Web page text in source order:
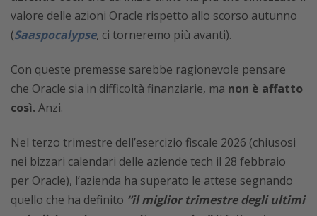
valore delle azioni Oracle rispetto allo scorso autunno
(Saaspocalypse, ci torneremo più avanti).
Con queste premesse sarebbe ragionevole pensare
che Oracle sia in difficoltà finanziarie, ma non è affatto
così.Anzi.
Nel terzo trimestre dell’esercizio fiscale 2026 (chiusosi
nei bizzari calendari delle aziende tech il 28 febbraio
per Oracle), l’azienda ha superato le attese segnando
quello che ha definito “il miglior trimestre degli ultimi